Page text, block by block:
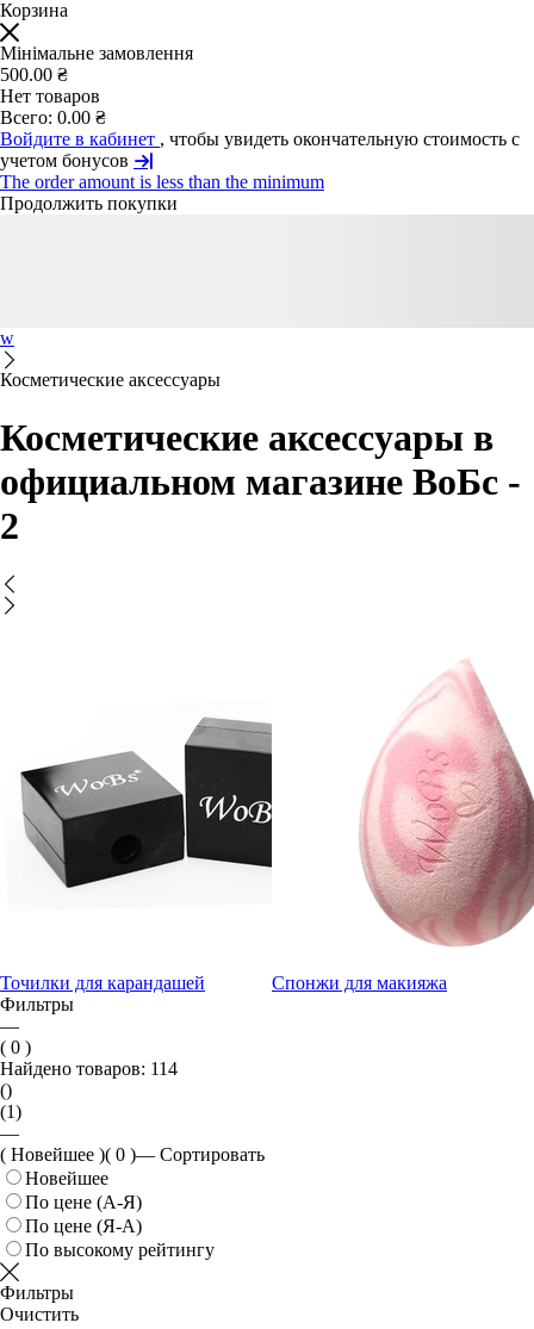
Корзина
Мінімальне замовлення
500.00 ₴
Нет товаров
Всего: 0.00 ₴
Войдите в кабинет , чтобы увидеть окончательную стоимость с
учетом бонусов
The order amount is less than the minimum
Продолжить покупки
w
Косметические аксессуары
Косметические аксессуары в
официальном магазине ВоБс -
2
Точилки для карандашей
Спонжи для макияжа
Фильтры
—
( 0 )
Найдено товаров: 114
()
(1)
—
( Новейшее )( 0 )— Сортировать
Новейшее
По цене (А-Я)
По цене (Я-А)
По высокому рейтингу
Фильтры
Очистить